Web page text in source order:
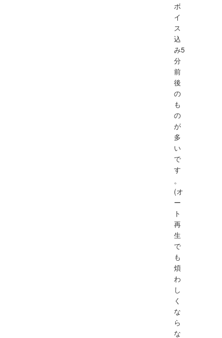
ボ
イ
ス
込
み5
分
前
後
の
も
の
が
多
い
で
す
。
(オ
ー
ト
再
生
で
も
煩
わ
し
く
な
ら
な